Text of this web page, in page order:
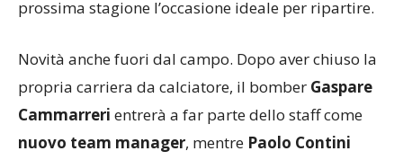
recupero dopo un lungo infortunio e che vede nella
Novità anche fuori dal campo. Dopo aver chiuso la
propria carriera da calciatore, il bomberGaspare
Cammarreri entrerà a far parte dello staff come